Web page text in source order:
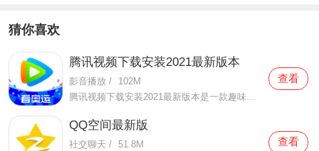
猜你喜欢
腾讯视频下载安装2021最新版本
影音播放 /
102M
查看
QQ空间最新版
社交聊天 / 51.8M
查看